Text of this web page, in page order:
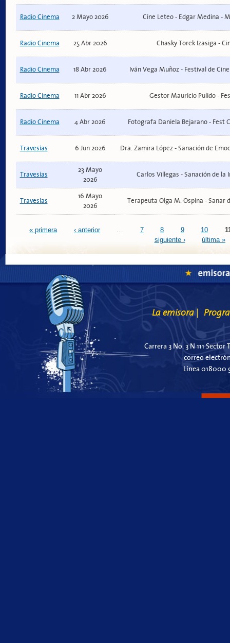
Radio Cinema 2 Mayo 2026 Cine Leteo - Edgar Medina -
Radio Cinema 25 Abr 2026 Chasky Torek Izasiga -
Radio Cinema 18 Abr 2026 Iván Vega Muñoz - Festival de
Radio Cinema 11 Abr 2026 Gestor Mauricio Pulido -
Radio Cinema 4 Abr 2026 Fotografa Daniela Bejarano - Fest
Travesías 6 Jun 2026 Dra. Zamira López - Sanación de
Travesías
23 Mayo
2026
Carlos Villegas - Sanación de la
Travesías
16 Mayo
2026
Terapeuta Olga M. Ospina - Sanar
Páginas
« primera ‹ anterior 7 8 9 10
siguiente ›
última »
La emisora
Carrera 3 No. 3 N 111
correo
Línea 018000